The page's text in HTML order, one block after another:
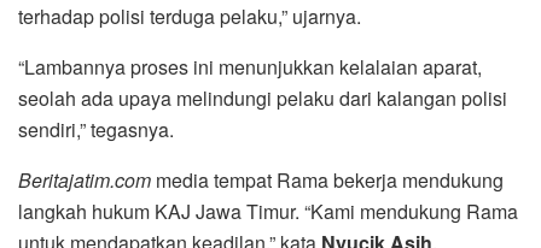
terhadap polisi terduga pelaku,” ujarnya.
“Lambannya proses ini menunjukkan kelalaian aparat,
seolah ada upaya melindungi pelaku dari kalangan polisi
sendiri,” tegasnya.
Beritajatim.com media tempat Rama bekerja mendukung
langkah hukum KAJ Jawa Timur. “Kami mendukung Rama
untuk mendapatkan keadilan,” kata Nyucik Asih,